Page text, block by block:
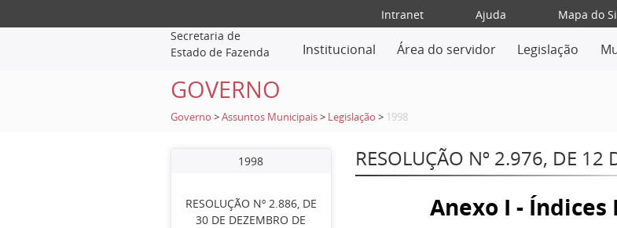
Intranet Ajuda Mapa do
Secretaria de
Estado de Fazenda
Institucional Área do servidor Legislação
GOVERNO
Governo >Assuntos Municipais > Legislação > 1998
1998
RESOLUÇÃO Nº 2.886, DE
30 DE DEZEMBRO DE
RESOLUÇÃO Nº 2.976, DE 12
Anexo I -